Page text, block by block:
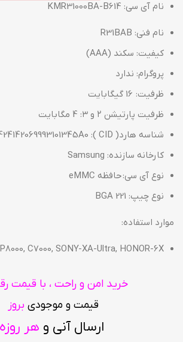
نام آی سی: KMR31000BA-B614
نام فنی: R31BAB
کیفیت: سکند (AAA)
پروگرام: ندارد
ظرفیت: 16 گیگابایت
ظرفیت پارتیشن ۲ و ۳: 4 مگابایت
شناسه هارد( CID ): 150100523331424142069993101345A0
کارخانه سازنده: Samsung
نوع آی سی: حافظه eMMC
نوع چیپ: BGA 221
موارد استفاده:
C7000, SONY-XA-Ultra, HONOR-6X
خرید امن و راحت ، با قیمت
قیمت و موجودی
ارسال آنی و هر روزه